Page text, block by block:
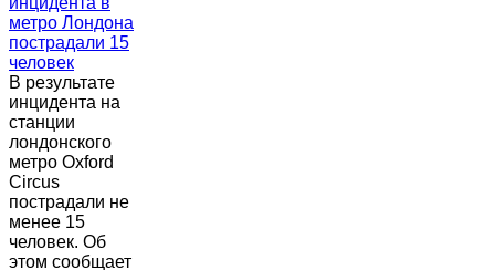
В результате
инцидента на
станции
лондонского
метро Oxford
Circus
пострадали не
менее 15
человек. Об
этом сообщает